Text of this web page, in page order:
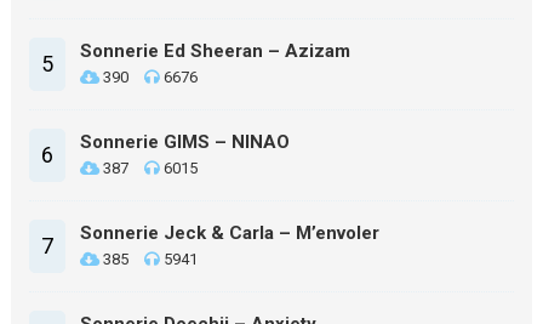
5 Sonnerie Ed Sheeran – Azizam
390 6676
6 Sonnerie GIMS – NINAO
387 6015
7 Sonnerie Jeck & Carla – M’envoler
385 5941